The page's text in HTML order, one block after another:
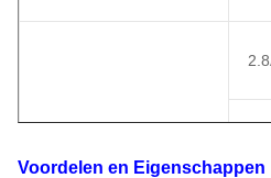
Voordelen en Eigenschappen